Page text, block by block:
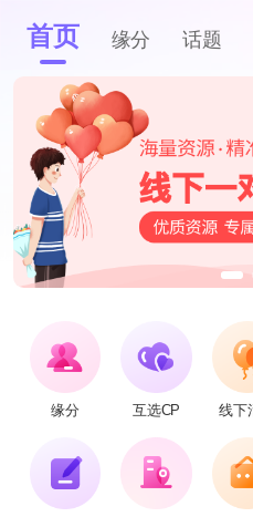
首页 缘分 话题
缘分 互选CP 线下